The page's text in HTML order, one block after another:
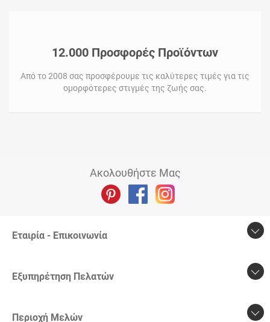
12.000 Προσφορές Προϊόντων
Από το 2008 σας προσφέρουμε τις καλύτερες τιμές για τις
ομορφότερες στιγμές της ζωής σας.
Ακολουθήστε Μας
Εταιρία - Επικοινωνία
Εξυπηρέτηση Πελατών
Περιοχή Mελών